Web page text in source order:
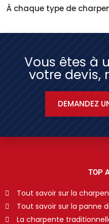
À chaque type de
Vous êtes à
votre devis,
DEMANDEZ
TOP
Tout savoir sur la
Tout savoir sur la panne
La charpente